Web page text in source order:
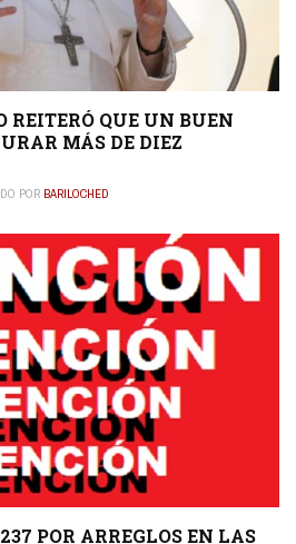
REITERÓ QUE UN BUEN
MÁS DE DIEZ
POR BARILOCHED
POR ARREGLOS EN LAS